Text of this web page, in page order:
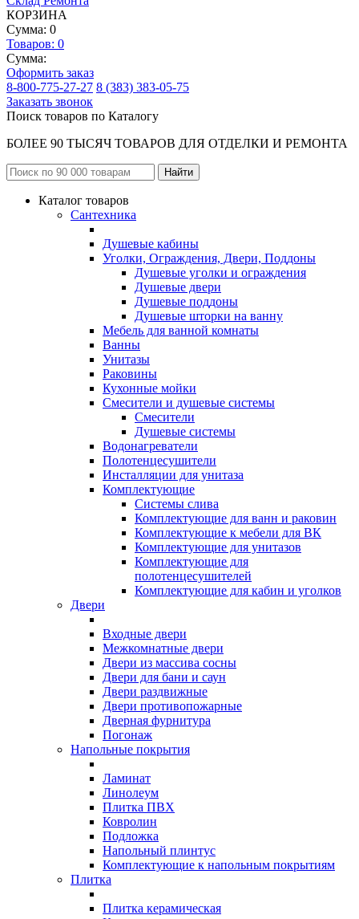
КОРЗИНА
Сумма: 0
Товаров: 0
Сумма:
Оформить заказ
8-800-775-27-27 8 (383) 383-05-75
Заказать звонок
Поиск товаров по Каталогу
БОЛЕЕ 90 ТЫСЯЧ ТОВАРОВ ДЛЯ ОТДЕЛКИ И РЕМОНТА
Каталог товаров
Сантехника
Душевые кабины
Уголки, Ограждения, Двери, Поддоны
Душевые уголки и ограждения
Душевые двери
Душевые поддоны
Душевые шторки на ванну
Мебель для ванной комнаты
Ванны
Унитазы
Раковины
Кухонные мойки
Смесители и душевые системы
Смесители
Душевые системы
Водонагреватели
Полотенцесушители
Инсталляции для унитаза
Комплектующие
Системы слива
Комплектующие для ванн и раковин
Комплектующие к мебели для ВК
Комплектующие для унитазов
Комплектующие для
полотенцесушителей
Комплектующие для кабин и уголков
Двери
Входные двери
Межкомнатные двери
Двери из массива сосны
Двери для бани и саун
Двери раздвижные
Двери противопожарные
Дверная фурнитура
Погонаж
Напольные покрытия
Ламинат
Линолеум
Плитка ПВХ
Ковролин
Подложка
Напольный плинтус
Комплектующие к напольным покрытиям
Плитка
Плитка керамическая